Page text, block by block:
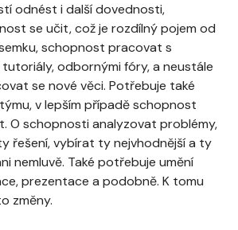
odnést i další dovednosti,
se učit, což je rozdílný pojem od
schopnost pracovat s
odbornými fóry, a neustále
se nové věci. Potřebuje také
v lepším případě schopnost
O schopnosti analyzovat problémy,
řešení, vybírat ty nejvhodnější a ty
nemluvě. Také potřebuje umění
prezentace a podobně. K tomu
změny.